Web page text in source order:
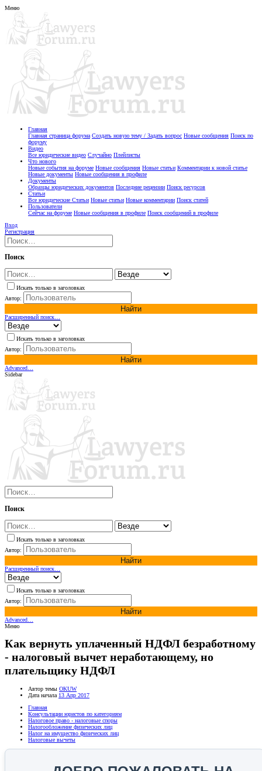
Меню
Главная
Главная страница форума Создать новую тему / Задать вопрос Новые сообщения Поиск по
форуму
Видео
Все юридические видео Случайно Плейлисты
Что нового
Новые события на форуме Новые сообщения Новые статьи Комментарии к новой статье
Новые документы Новые сообщения в профиле
Документы
Образцы юридических документов Последние рецензии Поиск ресурсов
Статьи
Все юридические Статьи Новые статьи Новые комментарии Поиск статей
Пользователи
Сейчас на форуме Новые сообщения в профиле Поиск сообщений в профиле
Вход
Регистрация
Поиск
Искать только в заголовках
Автор:
Найти
Расширенный поиск…
Искать только в заголовках
Автор:
Найти
Advanced…
Sidebar
Поиск
Искать только в заголовках
Автор:
Найти
Расширенный поиск…
Искать только в заголовках
Автор:
Найти
Advanced…
Меню
Как вернуть уплаченный НДФЛ безработному
- налоговый вычет неработающему, но
плательщику НДФЛ
Автор темы OKUW
Дата начала 13 Апр 2017
Главная
Консультации юристов по категориям
Налоговое право - налоговые споры
Налогообложение физических лиц
Налог на имущество физических лиц
Налоговые вычеты